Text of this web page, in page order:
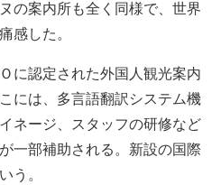
の案内所も全く同様で、世界
感した。
に認定された外国人観光案内
には、多言語翻訳システム機
ネージ、スタッフの研修など
一部補助される。新設の国際
う。